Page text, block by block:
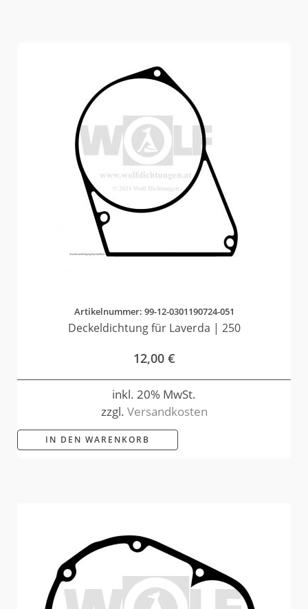
Artikelnummer: 99-12-0301190724-051
Deckeldichtung für Laverda | 250
12,00 €
inkl. 20% MwSt.
zzgl. Versandkosten
IN DEN WARENKORB